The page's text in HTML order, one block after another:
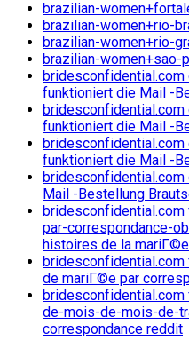
brazilian-
brazilian-women+rio-
brazilian-women+rio-
brazilian-women+sao-
funktioniert die Mail -
bridesconfidential.com
funktioniert die Mail -
funktioniert die Mail -
Mail -Bestellung
par-correspondance-
histoires de la
de mariГ©e par
de-mois-de-mois-de-
correspondance reddit